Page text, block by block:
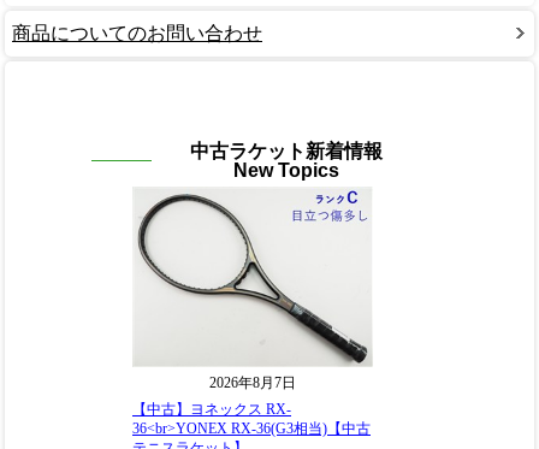
商品についてのお問い合わせ
中古ラケット新着情報
New Topics